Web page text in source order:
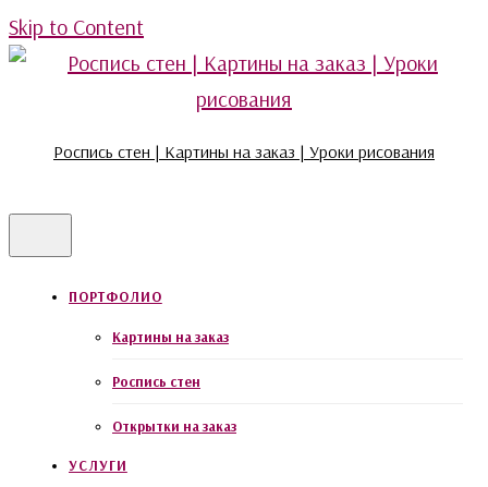
Skip to Content
Роспись стен | Картины на заказ | Уроки рисования
ПОРТФОЛИО
Картины на заказ
Роспись стен
Открытки на заказ
УСЛУГИ